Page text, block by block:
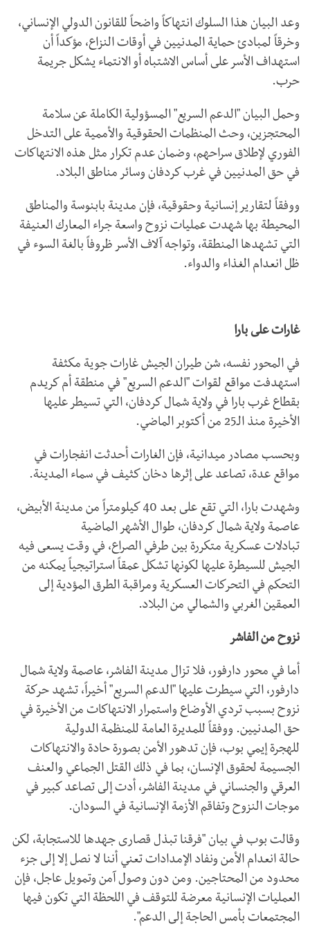
وعد البيان هذا السلوك انتهاكاً واضحاً للقانون الدولي الإنساني،
وخرقاً لمبادئ حماية المدنيين في أوقات النزاع، مؤكداً أن
استهداف الأسر على أساس الاشتباه أو الانتماء يشكل جريمة
حرب.
وحمل البيان "الدعم السريع" المسؤولية الكاملة عن سلامة
المحتجزين، وحث المنظمات الحقوقية والأممية على التدخل
الفوري لإطلاق سراحهم، وضمان عدم تكرار مثل هذه الانتهاكات
في حق المدنيين في غرب كردفان وسائر مناطق البلاد.
ووفقاً لتقارير إنسانية وحقوقية، فإن مدينة بابنوسة والمناطق
المحيطة بها شهدت عمليات نزوح واسعة جراء المعارك العنيفة
التي تشهدها المنطقة، وتواجه آلاف الأسر ظروفاً بالغة السوء في
ظل انعدام الغذاء والدواء.
غارات على بارا
في المحور نفسه، شن طيران الجيش غارات جوية مكثفة
استهدفت مواقع لقوات "الدعم السريع" في منطقة أم كريدم
بقطاع غرب بارا في ولاية شمال كردفان، التي تسيطر عليها
الأخيرة منذ الـ25 من أكتوبر الماضي.
وبحسب مصادر ميدانية، فإن الغارات أحدثت انفجارات في
مواقع عدة، تصاعد على إثرها دخان كثيف في سماء المدينة.
وشهدت بارا، التي تقع على بعد 40 كيلومتراً من مدينة الأبيض،
عاصمة ولاية شمال كردفان، طوال الأشهر الماضية
تبادلات عسكرية متكررة بين طرفي الصراع، في وقت يسعى فيه
الجيش للسيطرة عليها لكونها تشكل عمقاً استراتيجياً يمكنه من
التحكم في التحركات العسكرية ومراقبة الطرق المؤدية إلى
العمقين الغربي والشمالي من البلاد.
نزوح من الفاشر
أما في محور دارفور، فلا تزال مدينة الفاشر، عاصمة ولاية شمال
دارفور، التي سيطرت عليها "الدعم السريع" أخيراً، تشهد حركة
نزوح بسبب تردي الأوضاع واستمرار الانتهاكات من الأخيرة في
حق المدنيين. ووفقاً للمديرة العامة للمنظمة الدولية
للهجرة إيمي بوب، فإن تدهور الأمن بصورة حادة والانتهاكات
الجسيمة لحقوق الإنسان، بما في ذلك القتل الجماعي والعنف
العرقي والجنساني في مدينة الفاشر، أدت إلى تصاعد كبير في
موجات النزوح وتفاقم الأزمة الإنسانية في السودان.
وقالت بوب في بيان "فرقنا تبذل قصارى جهدها للاستجابة، لكن
حالة انعدام الأمن ونفاد الإمدادات تعني أننا لا نصل إلا إلى جزء
محدود من المحتاجين. ومن دون وصول آمن وتمويل عاجل، فإن
العمليات الإنسانية معرضة للتوقف في اللحظة التي تكون فيها
المجتمعات بأمس الحاجة إلى الدعم".